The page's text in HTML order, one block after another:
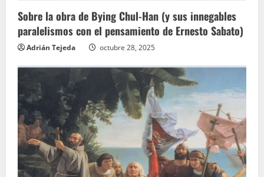
Sobre la obra de Bying Chul-Han (y sus innegables
paralelismos con el pensamiento de Ernesto Sabato)
Adrián Tejeda octubre 28, 2025